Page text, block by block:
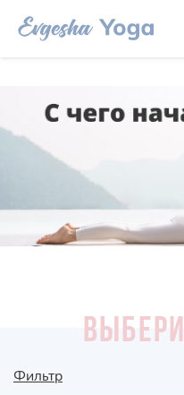
ВЫБЕРИ
Фильтр